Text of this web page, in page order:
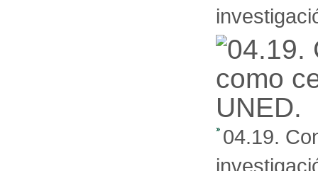
04.19.